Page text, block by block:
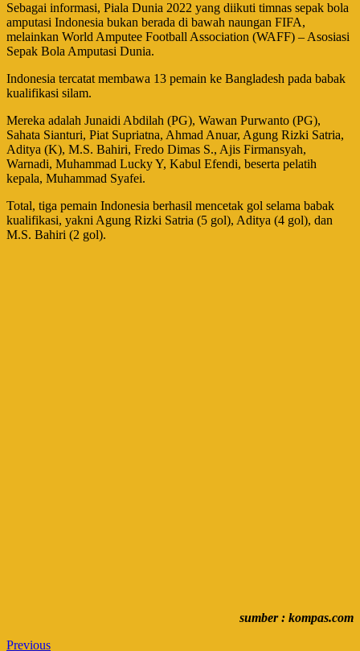
Sebagai informasi, Piala Dunia 2022 yang diikuti timnas sepak bola
amputasi Indonesia bukan berada di bawah naungan FIFA,
melainkan World Amputee Football Association (WAFF) – Asosiasi
Sepak Bola Amputasi Dunia.
Indonesia tercatat membawa 13 pemain ke Bangladesh pada babak
kualifikasi silam.
Mereka adalah Junaidi Abdilah (PG), Wawan Purwanto (PG),
Sahata Sianturi, Piat Supriatna, Ahmad Anuar, Agung Rizki Satria,
Aditya (K), M.S. Bahiri, Fredo Dimas S., Ajis Firmansyah,
Warnadi, Muhammad Lucky Y, Kabul Efendi, beserta pelatih
kepala, Muhammad Syafei.
Total, tiga pemain Indonesia berhasil mencetak gol selama babak
kualifikasi, yakni Agung Rizki Satria (5 gol), Aditya (4 gol), dan
M.S. Bahiri (2 gol).
sumber : kompas.com
Previous